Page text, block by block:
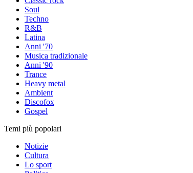
Soul
Techno
R&B
Latina
Anni '70
Musica tradizionale
Anni '90
Trance
Heavy metal
Ambient
Discofox
Gospel
Temi più popolari
Notizie
Cultura
Lo sport